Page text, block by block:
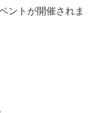
ントが開催されま